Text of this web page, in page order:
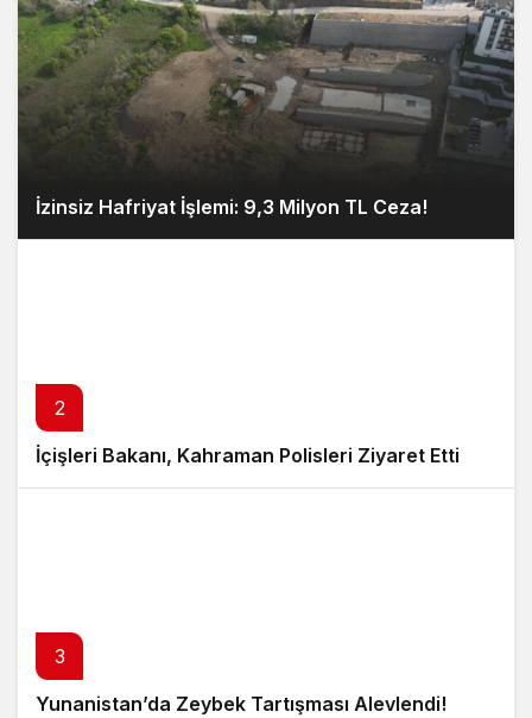
İzinsiz Hafriyat İşlemi: 9,3 Milyon TL Ceza!
2
İçişleri Bakanı, Kahraman Polisleri Ziyaret Etti
3
Yunanistan’da Zeybek Tartışması Alevlendi!